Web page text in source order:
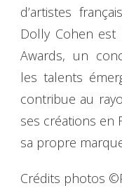
d’artistes
Dolly Cohen est
Awards, un
les talents
contribue au
ses créations en
sa propre
Crédits photos